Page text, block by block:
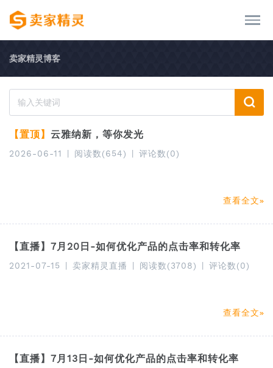
卖家精灵博客
【置顶】 云雅纳新，等你发光
2026-06-11 阅读数(654) 评论数(0)
查看全文
【直播】7月20日-如何优化产品的点击率和转化率
2021-07-15 卖家精灵直播 阅读数(3708) 评论数(0)
查看全文
【直播】7月13日-如何优化产品的点击率和转化率